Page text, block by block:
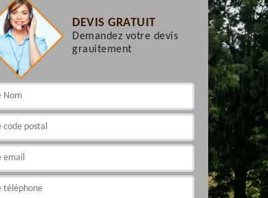
DEVIS GRATUIT
Demandez votre devis
grauitement